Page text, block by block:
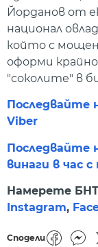
Йорданов от
национал
който с
оформи
"соколите" в
Последвайте
Viber
Последвайте
винаги в час
Намерете
Instagram,
Сподели